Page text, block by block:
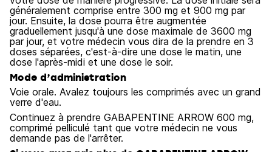
généralement comprise entre 300 mg et 900 mg par
jour. Ensuite, la dose pourra être augmentée
graduellement jusqu'à une dose maximale de 3600 mg
par jour, et votre médecin vous dira de la prendre en 3
doses séparées, c'est-à-dire une dose le matin, une
dose l'après-midi et une dose le soir.
Mode d’administration
Voie orale. Avalez toujours les comprimés avec un grand
verre d'eau.
Continuez à prendre GABAPENTINE ARROW 600 mg,
comprimé pelliculé tant que votre médecin ne vous
demande pas de l'arrêter.